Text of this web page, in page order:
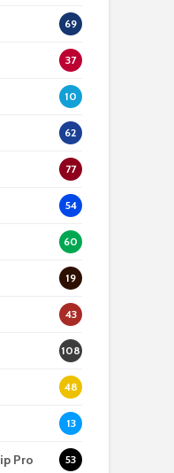
69
37
10
62
77
54
60
19
43
108
48
13
Pro 53